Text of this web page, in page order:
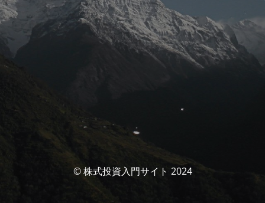
© 株式投資入門サイト 2024